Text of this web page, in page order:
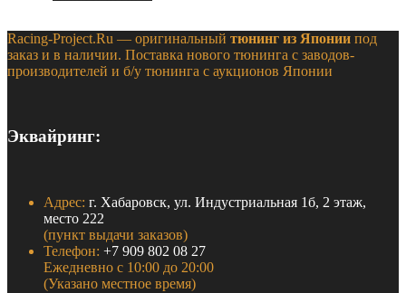
Racing-Project.Ru — оригинальный тюнинг из Японии под
заказ и в наличии. Поставка нового тюнинга с заводов-
производителей и б/у тюнинга с аукционов Японии
Эквайринг:
Адрес: г. Хабаровск, ул. Индустриальная 1б, 2 этаж,
место 222
(пункт выдачи заказов)
Телефон: +7 909 802 08 27
Ежедневно с 10:00 до 20:00
(Указано местное время)